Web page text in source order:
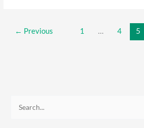
← Previous 1 … 4 5